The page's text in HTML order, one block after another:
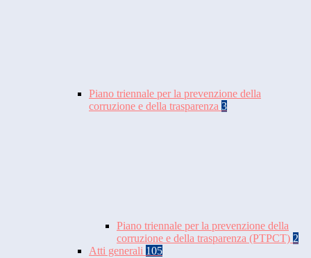
Piano triennale per la prevenzione della
corruzione e della trasparenza 3
Piano triennale per la prevenzione della
corruzione e della trasparenza (PTPCT) 2
Atti generali 105